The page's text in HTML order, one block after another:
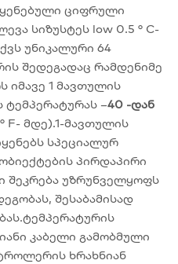
ციფრული
სიზუსტეს low 0.5 ° C-
უნიკალური 64
შედეგადაც რამდენიმე
იმავე 1 მავთულის
ტემპერატურას –40 -დან
F- მდე).1-მავთულის
სპეციალურ
პირდაპირი
შეკრება უზრუნველყოფს
შესაბამისად
კაბელი გამობმული
ხრახნიან